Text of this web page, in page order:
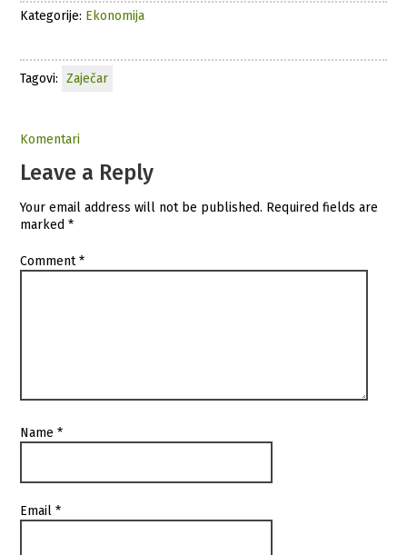
Kategorije: Ekonomija
Tagovi: Zaječar
Komentari
Leave a Reply
Your email address will not be published. Required fields are
marked*
Comment*
Name*
Email*